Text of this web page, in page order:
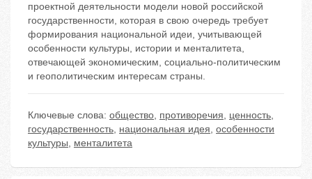
проектной деятельности модели новой российской
государственности, которая в свою очередь требует
формирования национальной идеи, учитывающей
особенности культуры, истории и менталитета,
отвечающей экономическим, социально-политическим
и геополитическим интересам страны.
Ключевые слова: общество, противоречия, ценность,
государственность, национальная идея, особенности
культуры, менталитета